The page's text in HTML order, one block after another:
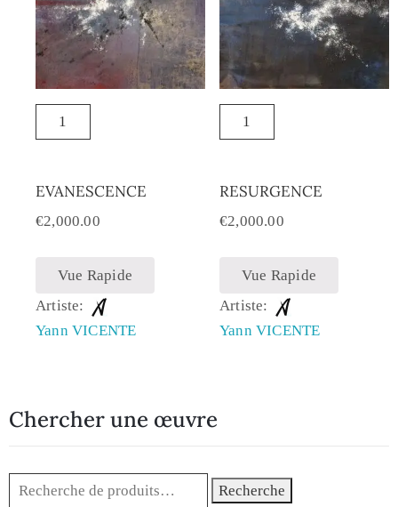
EVANESCENCE
€2,000.00
Vue Rapide
Artiste:
Yann VICENTE
RESURGENCE
€2,000.00
Vue Rapide
Artiste:
Yann VICENTE
Chercher une œuvre
Recherche